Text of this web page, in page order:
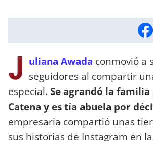
J uliana Awada conmovió a
seguidores al compartir
especial. Se agrandó la
Catena y es tía abuela por
empresaria compartió unas
sus historias de Instagram en